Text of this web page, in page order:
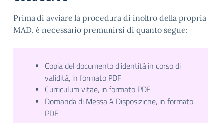
Prima di avviare la procedura di inoltro della propria
MAD, è necessario premunirsi di quanto segue:
Copia del documento d'identità in corso di
validità, in formato PDF
Curriculum vitae, in formato PDF
Domanda di Messa A Disposizione, in formato
PDF